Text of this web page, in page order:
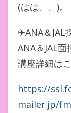
(はは、、)。
✈︎ANA＆JAL
ANA＆JAL
講座詳細は
https://
mailer.jp/